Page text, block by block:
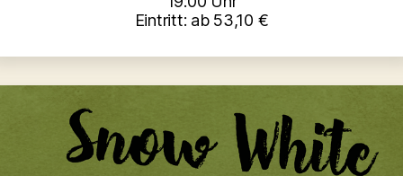
Eintritt: ab 53,10 €